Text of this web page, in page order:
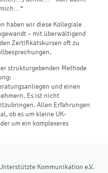
haben wir diese Kollegiale
– mit überwältigend
Zertifikatskursen oft zu
strukturgebenden Methode
und einen
Es ist nicht
Allen Erfahrungen
ob es um kleine UK-
um ein komplexeres
Kommunikation e.V.